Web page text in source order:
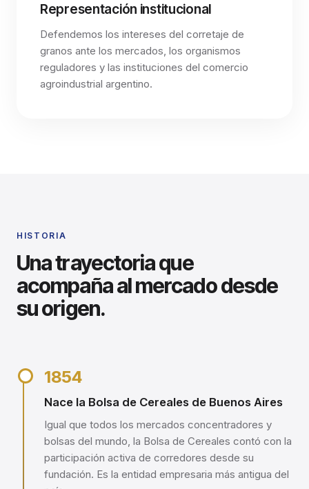
Representación institucional
Defendemos los intereses del corretaje de
granos ante los mercados, los organismos
reguladores y las instituciones del comercio
agroindustrial argentino.
HISTORIA
Una trayectoria que
acompaña al mercado desde
su origen.
1854
Nace la Bolsa de Cereales de Buenos Aires
Igual que todos los mercados concentradores y
bolsas del mundo, la Bolsa de Cereales contó con la
participación activa de corredores desde su
fundación. Es la entidad empresaria más antigua del